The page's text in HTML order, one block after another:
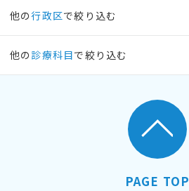
他の行政区で絞り込む
他の 診療科目で絞り込む
PAGE TOP